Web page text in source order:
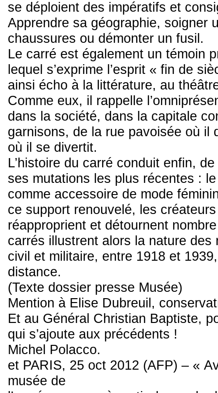
se déploient des impératifs et
Apprendre sa géographie, soigner
chaussures ou démonter un fusil.
Le carré est également un témoin
lequel s’exprime l’esprit « fin de
ainsi écho à la littérature, au
Comme eux, il rappelle
dans la société, dans la capitale
garnisons, de la rue pavoisée où il
où il se divertit.
L’histoire du carré conduit enfin,
ses mutations les plus récentes :
comme accessoire de mode
ce support renouvelé, les
réapproprient et détournent
carrés illustrent alors la nature
civil et militaire, entre 1918 et
distance.
(Texte dossier presse Musée)
Mention à Elise Dubreuil,
Et au Général Christian Baptiste,
qui s’ajoute aux précédents !
Michel Polacco.
et PARIS, 25 oct 2012 (AFP) – «
musée de